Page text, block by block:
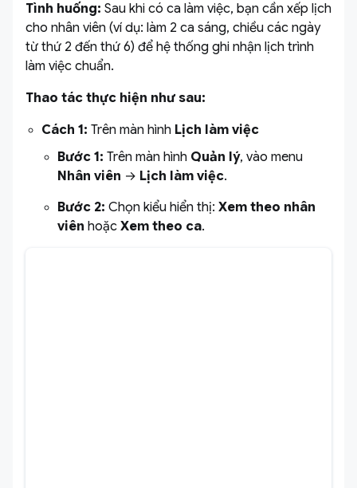
Tình huống: Sau khi có ca làm việc, bạn cần xếp lịch
cho nhân viên (ví dụ: làm 2 ca sáng, chiều các ngày
từ thứ 2 đến thứ 6) để hệ thống ghi nhận lịch trình
làm việc chuẩn.
Thao tác thực hiện như sau:
Cách 1: Trên màn hình Lịch làm việc
Bước 1: Trên màn hình Quản lý, vào menu
Nhân viên → Lịch làm việc.
Bước 2: Chọn kiểu hiển thị: Xem theo nhân
viên hoặc Xem theo ca.